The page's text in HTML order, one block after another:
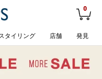
0
スタイリング 店舗 発見